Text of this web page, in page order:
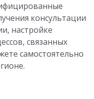
консультации
настройке
связанных
самостоятельно